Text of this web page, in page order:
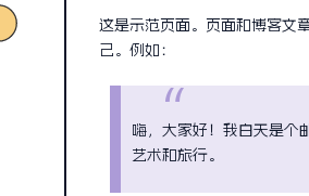
这是示范页面。页面和博客文
己。例如：
嗨，大家好！我白天是个
艺术和旅行。